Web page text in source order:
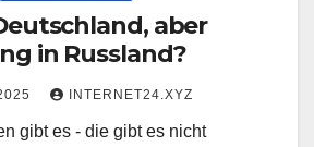
aber
in Russland?
INTERNET24.XYZ
gibt es - die gibt es nicht